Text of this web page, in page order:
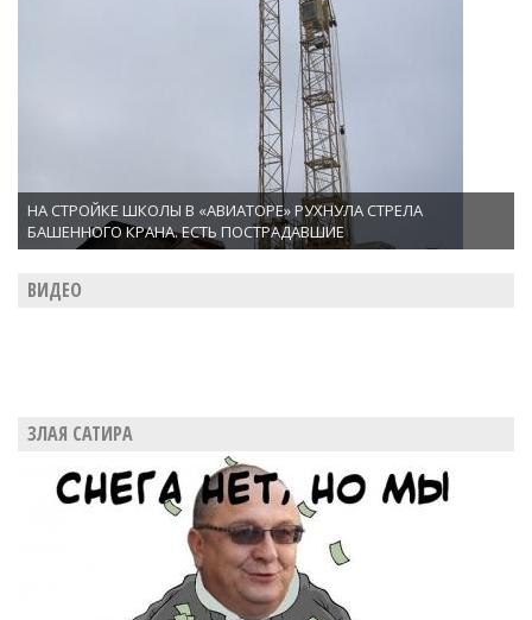
НА СТРОЙКЕ ШКОЛЫ В «АВИАТОРЕ» РУХНУЛА СТРЕЛА
БАШЕННОГО КРАНА. ЕСТЬ ПОСТРАДАВШИЕ
ВИДЕО
ЗЛАЯ САТИРА